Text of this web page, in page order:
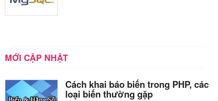
MỚI CẬP NHẬT
Cách khai báo biến trong PHP, các
loại biến thường gặp